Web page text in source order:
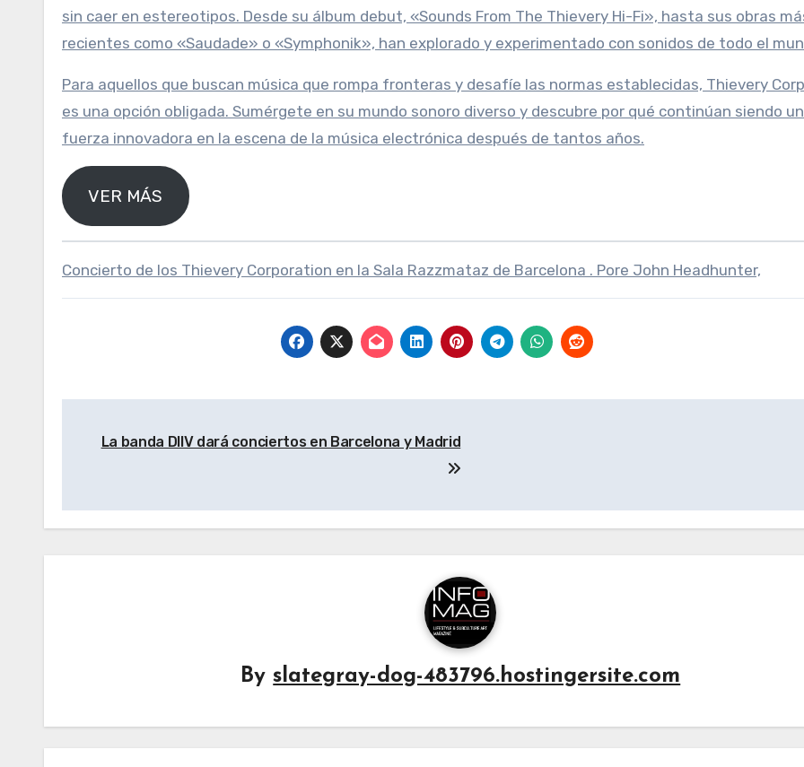
sin caer en estereotipos. Desde su álbum debut, «Sounds From The Thievery Hi-Fi», hasta sus obras
recientes como «Saudade» o «Symphonik», han explorado y experimentado con sonidos de todo el
Para aquellos que buscan música que rompa fronteras y desafíe las normas establecidas, Thievery
es una opción obligada. Sumérgete en su mundo sonoro diverso y descubre por qué continúan siendo
fuerza innovadora en la escena de la música electrónica después de tantos años.
VER MÁS
Concierto de los Thievery Corporation en la Sala Razzmataz de Barcelona . Pore John Headhunter,
navigation
La banda DIIV dará conciertos en Barcelona y Madrid
Byslategray-dog-483796.hostingersite.com